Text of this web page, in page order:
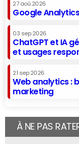
27 aoû 2026
Google
03 sep 2026
ChatGPT et IA
et usages
21 sep 2026
Web analytics :
marketing
À NE PAS